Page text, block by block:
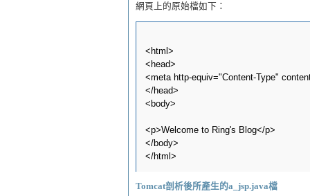
網頁上的原始檔如下：
<html>
<head>
<meta http-equiv="Content-Type"
</head>
<body>
<p>Welcome to Ring's Blog</p>
</body>
Tomcat剖析後所產生的a_jsp.java檔